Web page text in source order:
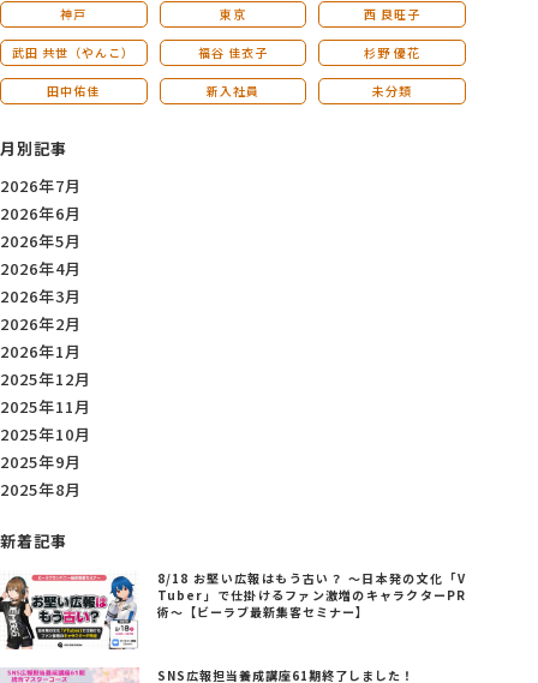
神戸 東京 西 良旺子
武田 共世（やんこ） 福谷 佳衣子 杉野 優花
田中佑佳 新入社員 未分類
月別記事
2026年7月
2026年6月
2026年5月
2026年4月
2026年3月
2026年2月
2026年1月
2025年12月
2025年11月
2025年10月
2025年9月
2025年8月
新着記事
8/18 お堅い広報はもう古い？ ～日本発の文化「V
Tuber」で仕掛けるファン激増のキャラクターPR
術～【ビーラブ最新集客セミナー】
SNS広報担当養成講座61期終了しました！